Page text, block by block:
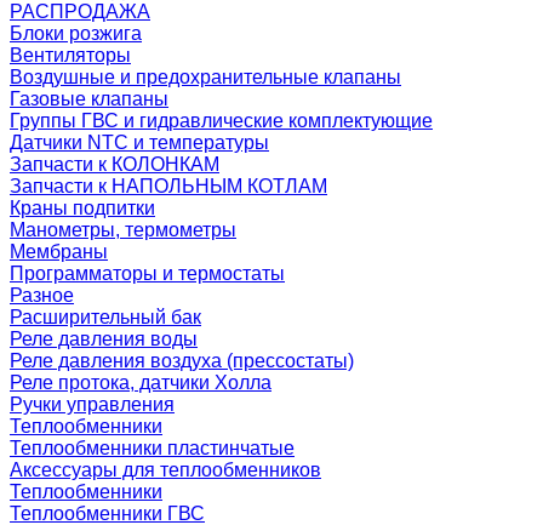
РАСПРОДАЖА
Блоки розжига
Вентиляторы
Воздушные и предохранительные клапаны
Газовые клапаны
Группы ГВС и гидравлические комплектующие
Датчики NTC и температуры
Запчасти к КОЛОНКАМ
Запчасти к НАПОЛЬНЫМ КОТЛАМ
Краны подпитки
Манометры, термометры
Мембраны
Программаторы и термостаты
Разное
Расширительный бак
Реле давления воды
Реле давления воздуха (прессостаты)
Реле протока, датчики Холла
Ручки управления
Теплообменники
Теплообменники пластинчатые
Аксессуары для теплообменников
Теплообменники
Теплообменники ГВС